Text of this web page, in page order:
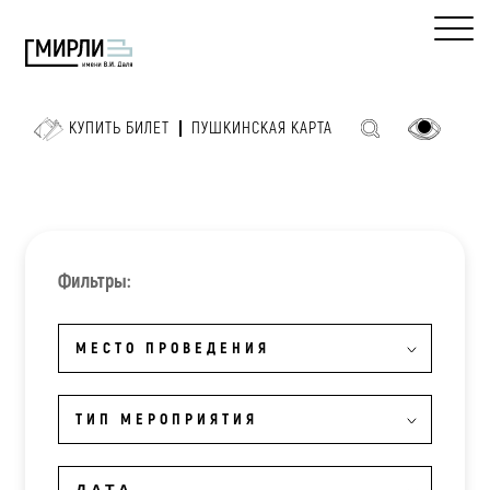
КУПИТЬ БИЛЕТ ПУШКИНСКАЯ КАРТА
Фильтры:
МЕСТО ПРОВЕДЕНИЯ
ТИП МЕРОПРИЯТИЯ